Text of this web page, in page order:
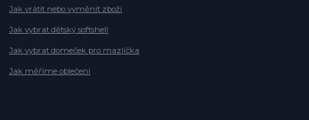
Jak vrátit nebo vyměnit zboží
Jak vybrat dětský softshell
Jak vybrat domeček pro mazlíčka
Jak měříme oblečení